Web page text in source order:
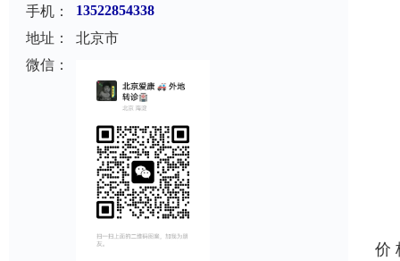
手机：
13522854338
地址：
北京市
微信：
价